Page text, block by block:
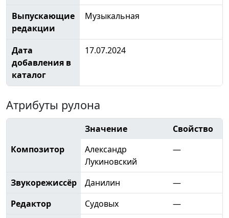
Выпускающие
редакции
Музыкальная
Дата
добавления в
каталог
17.07.2024
Атрибуты рулона
Значение
Свойство
Композитор
Александр
Лукиновский
—
Звукорежиссёр Данилин
—
Редактор
Судовых
—